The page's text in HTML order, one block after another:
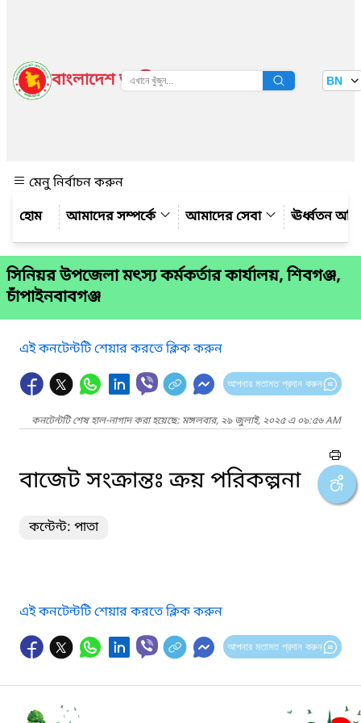
বাংলাদেশ জাতীয় তথ্য বাতায়ন BN
মেনু নির্বাচন করুন
আমাদের সম্পর্কে
আমাদের সেবা ঊর্ধ্বতন
সিনিয়র উপজেলা মৎস্য কর্মকর্তার কার্যালয়, শিবগঞ্জ,
চাঁপাইনবাবগঞ্জ
এই কনটেন্টটি শেয়ার করতে ক্লিক করুন
আপনার মতামত প্রদান করুন
কনটেন্টটি শেষ হাল-নাগাদ করা হয়েছে: মঙ্গলবার, ২৯ জুলাই, ২০২৫ এ ০৯:৫৬ AM
বাজেট সংক্রান্তঃ ক্রয় পরিকল্পনা
কন্টেন্ট: পাতা
এই কনটেন্টটি শেয়ার করতে ক্লিক করুন
আপনার মতামত প্রদান করুন